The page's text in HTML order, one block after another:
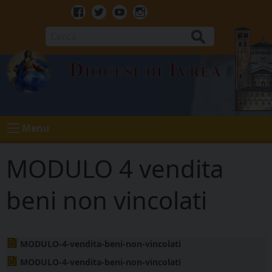
Facebook
TwitterYoutubeInstagram
Diocesi di Ivrea
Menu
MODULO 4 vendita
beni non vincolati
MODULO-4-vendita-beni-non-vincolati
MODULO-4-vendita-beni-non-vincolati